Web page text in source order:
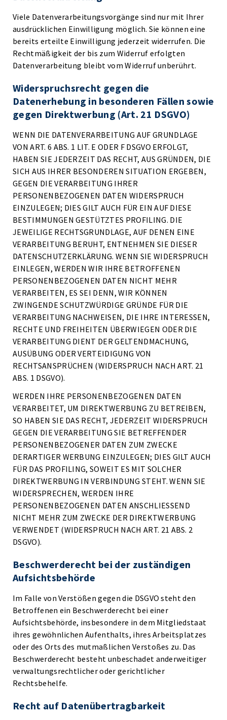
Viele Datenverarbeitungsvorgänge sind nur mit Ihrer
ausdrücklichen Einwilligung möglich. Sie können eine
bereits erteilte Einwilligung jederzeit widerrufen. Die
Rechtmäßigkeit der bis zum Widerruf erfolgten
Datenverarbeitung bleibt vom Widerruf unberührt.
Widerspruchsrecht gegen die
Datenerhebung in besonderen Fällen sowie
gegen Direktwerbung (Art. 21 DSGVO)
WENN DIE DATENVERARBEITUNG AUF GRUNDLAGE
VON ART. 6 ABS. 1 LIT. E ODER F DSGVO ERFOLGT,
HABEN SIE JEDERZEIT DAS RECHT, AUS GRÜNDEN, DIE
SICH AUS IHRER BESONDEREN SITUATION ERGEBEN,
GEGEN DIE VERARBEITUNG IHRER
PERSONENBEZOGENEN DATEN WIDERSPRUCH
EINZULEGEN; DIES GILT AUCH FÜR EIN AUF DIESE
BESTIMMUNGEN GESTÜTZTES PROFILING. DIE
JEWEILIGE RECHTSGRUNDLAGE, AUF DENEN EINE
VERARBEITUNG BERUHT, ENTNEHMEN SIE DIESER
DATENSCHUTZERKLÄRUNG. WENN SIE WIDERSPRUCH
EINLEGEN, WERDEN WIR IHRE BETROFFENEN
PERSONENBEZOGENEN DATEN NICHT MEHR
VERARBEITEN, ES SEI DENN, WIR KÖNNEN
ZWINGENDE SCHUTZWÜRDIGE GRÜNDE FÜR DIE
VERARBEITUNG NACHWEISEN, DIE IHRE INTERESSEN,
RECHTE UND FREIHEITEN ÜBERWIEGEN ODER DIE
VERARBEITUNG DIENT DER GELTENDMACHUNG,
AUSÜBUNG ODER VERTEIDIGUNG VON
RECHTSANSPRÜCHEN (WIDERSPRUCH NACH ART. 21
ABS. 1 DSGVO).
WERDEN IHRE PERSONENBEZOGENEN DATEN
VERARBEITET, UM DIREKTWERBUNG ZU BETREIBEN,
SO HABEN SIE DAS RECHT, JEDERZEIT WIDERSPRUCH
GEGEN DIE VERARBEITUNG SIE BETREFFENDER
PERSONENBEZOGENER DATEN ZUM ZWECKE
DERARTIGER WERBUNG EINZULEGEN; DIES GILT AUCH
FÜR DAS PROFILING, SOWEIT ES MIT SOLCHER
DIREKTWERBUNG IN VERBINDUNG STEHT. WENN SIE
WIDERSPRECHEN, WERDEN IHRE
PERSONENBEZOGENEN DATEN ANSCHLIESSEND
NICHT MEHR ZUM ZWECKE DER DIREKTWERBUNG
VERWENDET (WIDERSPRUCH NACH ART. 21 ABS. 2
DSGVO).
Beschwerde­recht bei der zuständigen
Aufsichts­behörde
Im Falle von Verstößen gegen die DSGVO steht den
Betroffenen ein Beschwerderecht bei einer
Aufsichtsbehörde, insbesondere in dem Mitgliedstaat
ihres gewöhnlichen Aufenthalts, ihres Arbeitsplatzes
oder des Orts des mutmaßlichen Verstoßes zu. Das
Beschwerderecht besteht unbeschadet anderweitiger
verwaltungsrechtlicher oder gerichtlicher
Rechtsbehelfe.
Recht auf Daten­übertrag­barkeit